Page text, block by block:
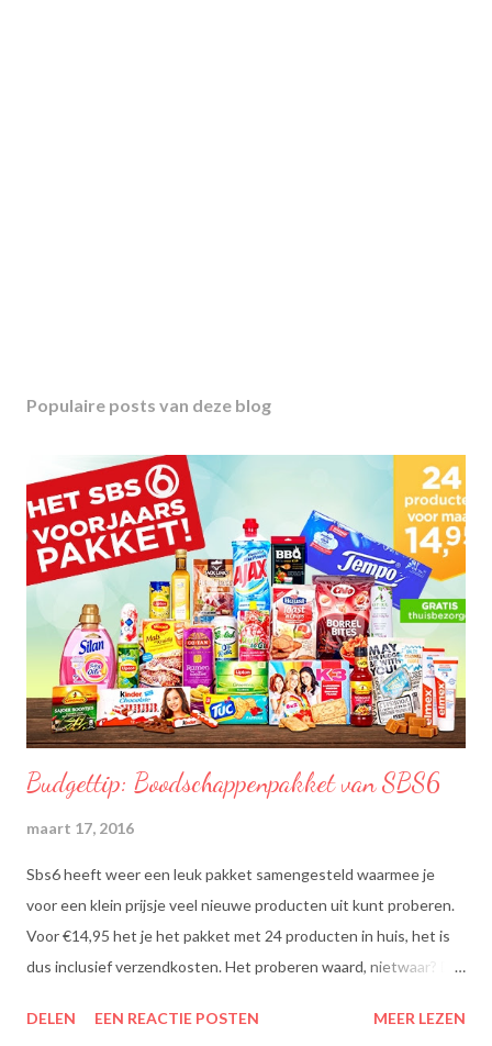
Populaire posts van deze blog
Budgettip: Boodschappenpakket van SBS6
maart 17, 2016
Sbs6 heeft weer een leuk pakket samengesteld waarmee je
voor een klein prijsje veel nieuwe producten uit kunt proberen.
Voor €14,95 het je het pakket met 24 producten in huis, het is
dus inclusief verzendkosten. Het proberen waard, nietwaar? Dit
theesmaken van Lipton: voor een goed moment dat heerlijk
DELEN EEN REACTIE POSTEN MEER LEZEN